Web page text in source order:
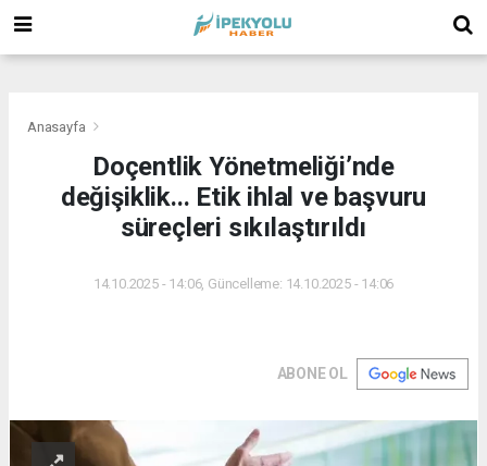
Anasayfa
Doçentlik Yönetmeliği’nde
değişiklik... Etik ihlal ve başvuru
süreçleri sıkılaştırıldı
14.10.2025 - 14:06, Güncelleme: 14.10.2025 - 14:06
ABONE OL